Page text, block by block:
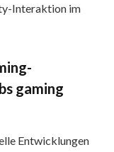
Interaktion im
gaming
Entwicklungen